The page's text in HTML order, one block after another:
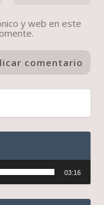
y web en este
03:16